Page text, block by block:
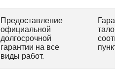
Предоставление
официальной
долгосрочной
гарантии на все
виды работ.